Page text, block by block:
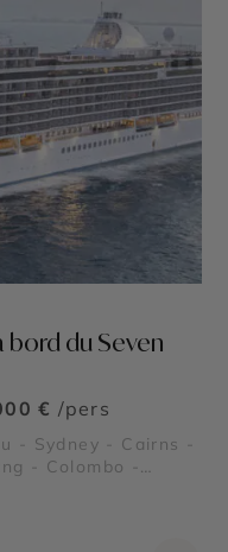
bord du Seven
€ /pers
- Sydney - Cairns -
- Colombo -